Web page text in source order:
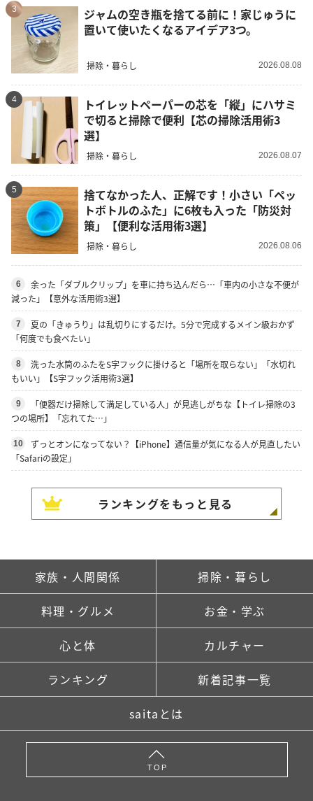
3
ジャムの空き瓶を捨てる前に！家じゅうに
置いて使いたくなるアイデア3つ。
掃除・暮らし 2026.08.08
4
トイレットペーパーの芯を「縦」にハサミ
で切ると掃除で便利【芯の掃除活用術3
選】
掃除・暮らし 2026.08.07
5
捨てなかった人、正解です！小さい「ペッ
トボトルのふた」に6枚も入った「防災対
策」【便利な活用術3選】
掃除・暮らし 2026.08.06
6
余った「ダブルクリップ」を車に持ち込んだら…「車内の小さな不便が
減った」【意外な活用術3選】
7
夏の「きゅうり」は乱切りにするだけ。5分で完成するメイン級おかず
「何度でも食べたい」
8
洗った水筒のふたをS字フックに掛けると「場所を取らない」「水切れ
もいい」【S字フック活用術3選】
9
「便器だけ掃除して満足している人」が見逃しがちな【トイレ掃除の3
つの場所】「忘れてた…」
10
ずっとオンになってない？【iPhone】通信量が気になる人が見直したい
「Safariの設定」
ランキングをもっと見る
家族・人間関係 掃除・暮らし
料理・グルメ お金・学ぶ
心と体 カルチャー
ランキング 新着記事一覧
saitaとは
TOP